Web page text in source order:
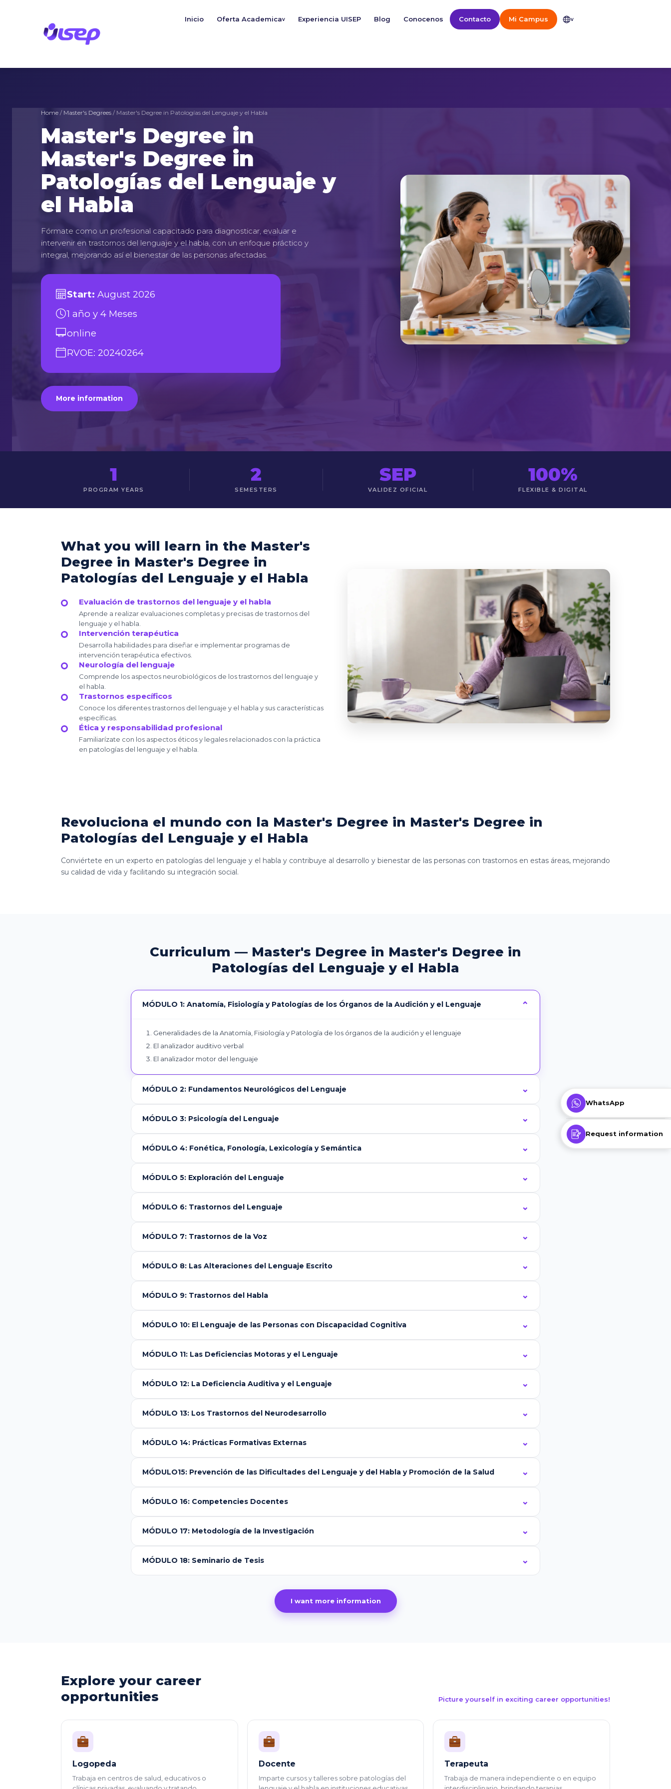
Inicio Oferta Academicav Experiencia UISEP Blog Conocenos Contacto Mi Campus v
Home / Master's Degrees / Master's Degree in Patologías del Lenguaje y el Habla
Master's Degree in
Master's Degree in
Patologías del Lenguaje y
el Habla
Fórmate como un profesional capacitado para diagnosticar, evaluar e
intervenir en trastornos del lenguaje y el habla, con un enfoque práctico y
integral, mejorando así el bienestar de las personas afectadas.
Start: August 2026
1 año y 4 Meses
online
RVOE: 20240264
More information
1
PROGRAM YEARS
2
SEMESTERS
SEP
VALIDEZ OFICIAL
100%
FLEXIBLE & DIGITAL
What you will learn in the Master's
Degree in Master's Degree in
Patologías del Lenguaje y el Habla
Evaluación de trastornos del lenguaje y el habla
Aprende a realizar evaluaciones completas y precisas de trastornos del
lenguaje y el habla.
Intervención terapéutica
Desarrolla habilidades para diseñar e implementar programas de
intervención terapéutica efectivos.
Neurología del lenguaje
Comprende los aspectos neurobiológicos de los trastornos del lenguaje y
el habla.
Trastornos específicos
Conoce los diferentes trastornos del lenguaje y el habla y sus características
específicas.
Ética y responsabilidad profesional
Familiarízate con los aspectos éticos y legales relacionados con la práctica
en patologías del lenguaje y el habla.
Revoluciona el mundo con la Master's Degree in Master's Degree in
Patologías del Lenguaje y el Habla
Conviértete en un experto en patologías del lenguaje y el habla y contribuye al desarrollo y bienestar de las personas con trastornos en estas áreas, mejorando
su calidad de vida y facilitando su integración social.
Curriculum — Master's Degree in Master's Degree in
Patologías del Lenguaje y el Habla
MÓDULO 1: Anatomía, Fisiología y Patologías de los Órganos de la Audición y el Lenguaje
Generalidades de la Anatomía, Fisiología y Patología de los órganos de la audición y el lenguaje
El analizador auditivo verbal
El analizador motor del lenguaje
MÓDULO 2: Fundamentos Neurológicos del Lenguaje
MÓDULO 3: Psicología del Lenguaje
MÓDULO 4: Fonética, Fonología, Lexicología y Semántica
MÓDULO 5: Exploración del Lenguaje
MÓDULO 6: Trastornos del Lenguaje
MÓDULO 7: Trastornos de la Voz
MÓDULO 8: Las Alteraciones del Lenguaje Escrito
MÓDULO 9: Trastornos del Habla
MÓDULO 10: El Lenguaje de las Personas con Discapacidad Cognitiva
MÓDULO 11: Las Deficiencias Motoras y el Lenguaje
MÓDULO 12: La Deficiencia Auditiva y el Lenguaje
MÓDULO 13: Los Trastornos del Neurodesarrollo
MÓDULO 14: Prácticas Formativas Externas
MÓDULO15: Prevención de las Dificultades del Lenguaje y del Habla y Promoción de la Salud
MÓDULO 16: Competencies Docentes
MÓDULO 17: Metodología de la Investigación
MÓDULO 18: Seminario de Tesis
I want more information
Explore your career
opportunities
Picture yourself in exciting career opportunities!
Logopeda
Trabaja en centros de salud, educativos o
Docente
Imparte cursos y talleres sobre patologías del
Terapeuta
Trabaja de manera independiente o en equipo
WhatsApp
Request information